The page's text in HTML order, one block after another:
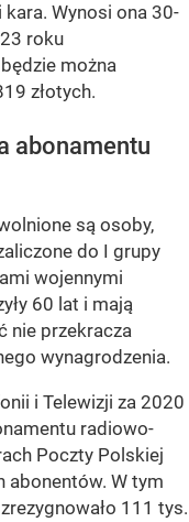
Wynosi ona 30-
roku
można
złotych.
abonamentu
są osoby,
do I grupy
wojennymi
60 lat i mają
nie przekracza
wynagrodzenia.
i Telewizji za 2020
radiowo-
Poczty Polskiej
abonentów. W tym
111 tys.